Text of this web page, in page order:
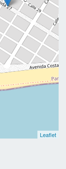
Leaflet